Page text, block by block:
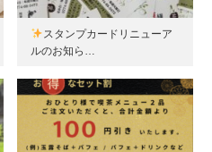
スタンプカードリニューア
ルのお知ら…